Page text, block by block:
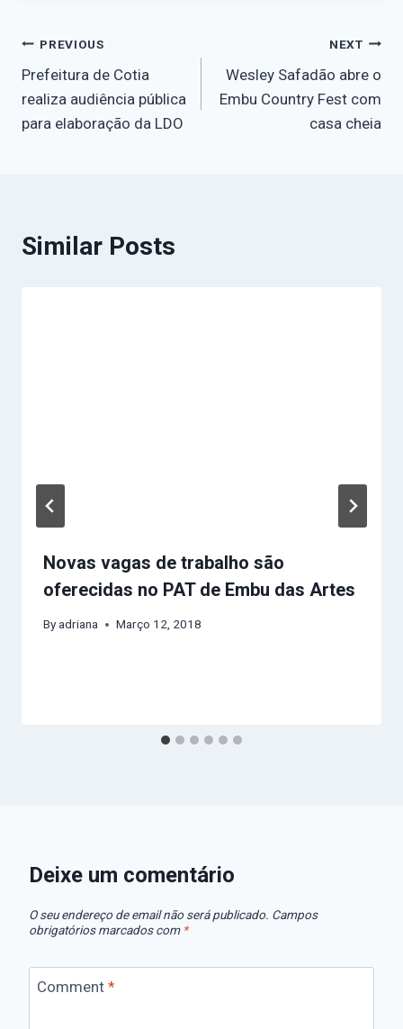
PREVIOUS
Prefeitura de Cotia
realiza audiência pública
para elaboração da LDO
NEXT
Wesley Safadão abre o
Embu Country Fest com
casa cheia
Similar Posts
Novas vagas de trabalho são
oferecidas no PAT de Embu das Artes
Byadriana Março 12, 2018
Deixe um comentário
O seu endereço de email não será publicado. Campos
obrigatórios marcados com *
Comment *